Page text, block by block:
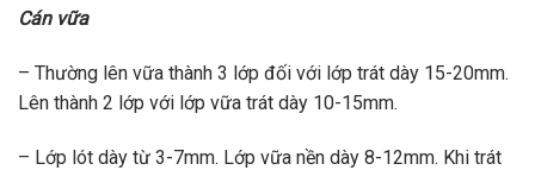
Cán vữa
– Thường lên vữa thành 3 lớp đối với lớp trát dày 15-20mm.
Lên thành 2 lớp với lớp vữa trát dày 10-15mm.
– Lớp lót dày từ 3-7mm. Lớp vữa nền dày 8-12mm. Khi trát